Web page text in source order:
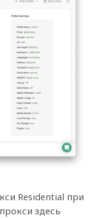
Residential при
здесь